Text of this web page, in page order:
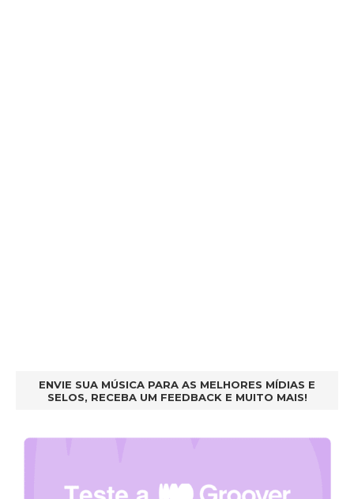
ENVIE SUA MÚSICA PARA AS MELHORES MÍDIAS E
SELOS, RECEBA UM FEEDBACK E MUITO MAIS!